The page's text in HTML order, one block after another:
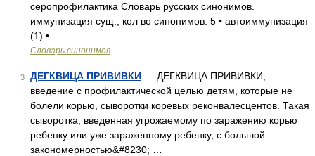
серопрофилактика Словарь русских синонимов.
иммунизация сущ., кол во синонимов: 5 • автоиммунизация
(1) • …
Словарь синонимов
3 ДЕГКВИЦА ПРИВИВКИ — ДЕГКВИЦА ПРИВИВКИ,
введение с профилактической целью детям, которые не
болели корью, сыворотки коревых реконвалесцентов. Такая
сыворотка, введенная угрожаемому по заражению корью
ребенку или уже зараженному ребенку, с большой
закономерностью&#8230; …